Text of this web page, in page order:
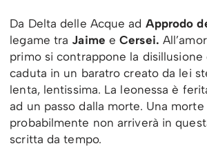
Da Delta delle Acque ad Approdo
legame tra Jaime eCersei.
primo si contrappone la disillusione
caduta in un baratro creato da lei
lenta, lentissima. La leonessa è
ad un passo dalla morte. Una morte
probabilmente non arriverà in
scritta da tempo.